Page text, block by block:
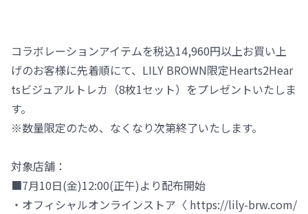
コラボレーションアイテムを税込14,960円以上お買い上
げのお客様に先着順にて、LILY BROWN限定Hearts2Hear
tsビジュアルトレカ（8枚1セット）をプレゼントいたしま
す。
※数量限定のため、なくなり次第終了いたします。
対象店舗：
■7月10日(金)12:00(正午)より配布開始
・オフィシャルオンラインストア〈 https://lily-brw.com/